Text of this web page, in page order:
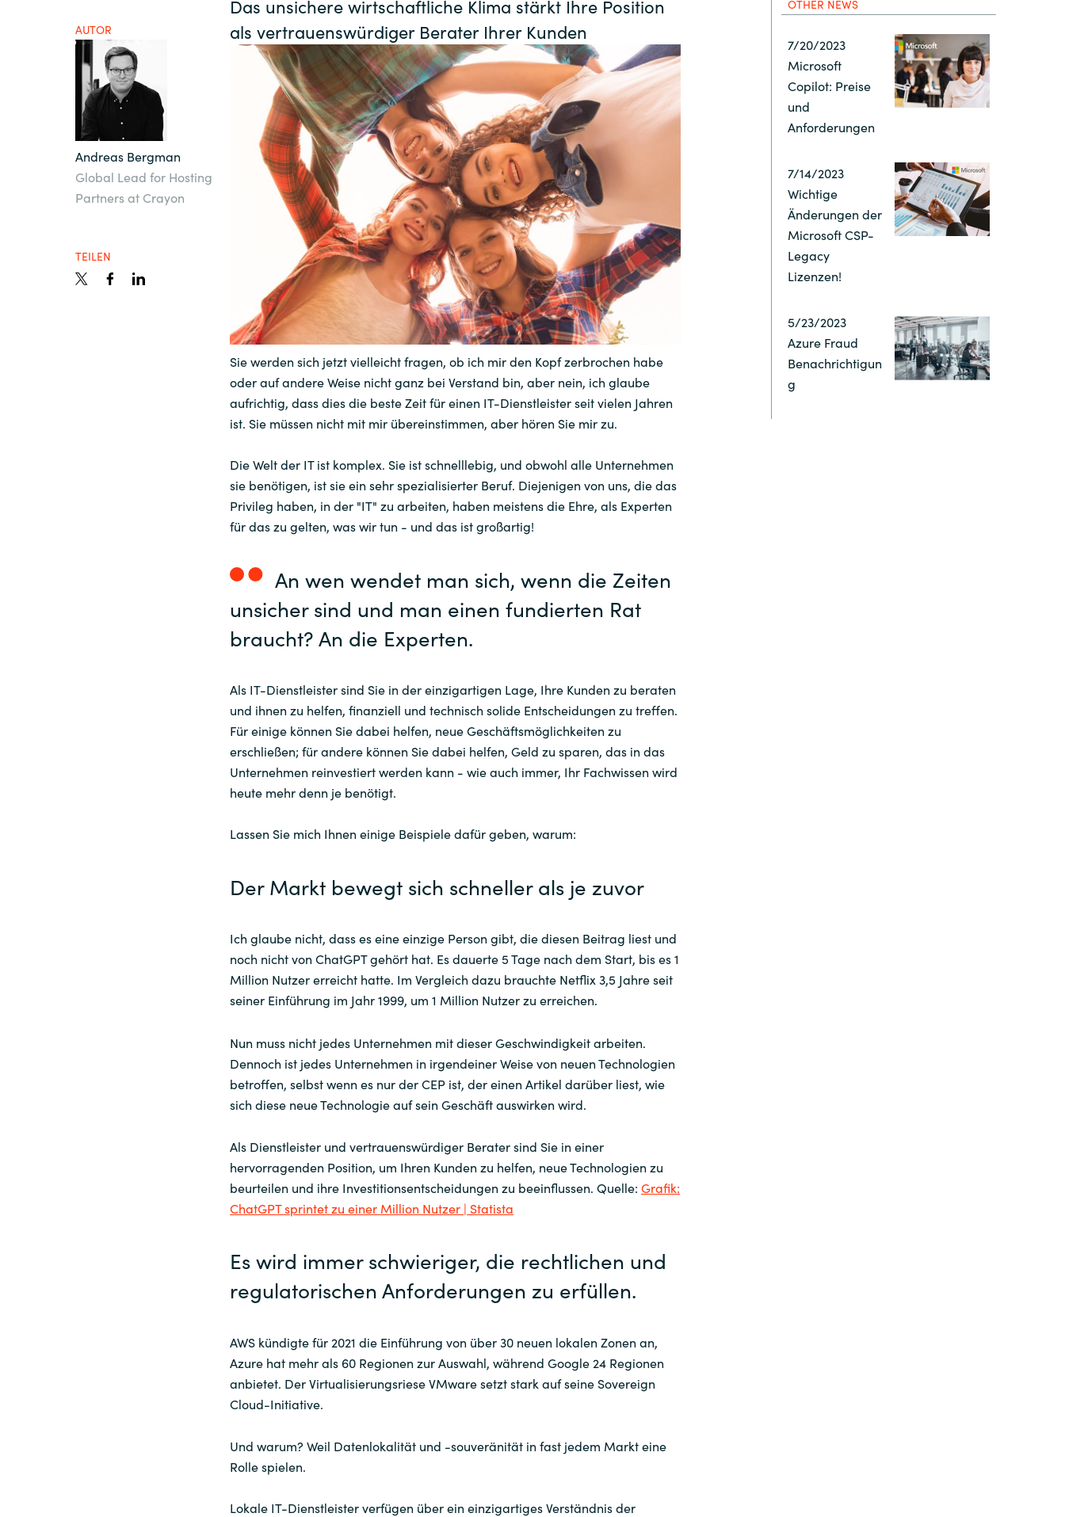
France
Germany
Hungary
India
Indonesia
Kingdom of Saudi Arabia
Kuwait
Lithuania
Malaysia
Netherlands
Norway
Oman
Poland
Portugal
Romania
Slovenia
Singapore
Spain
Sri Lanka
Sweden
Ukraine
United Kingdom
Über uns
Kontakt
Karriere
Channel Partner
Certero
Citrix
Crayon
DataCore
Docusign
Elastic
Google Cloud
IBM
Instana
Jetbrains
Microsoft
Nutanix
Omnissa
Powell Software
Red Hat
ServiceNow
Suse
USU
Veeam
VMware by Broadcom
Workplace from Meta
AUTOR
Andreas Bergman
Global Lead for Hosting
Partners at Crayon
TEILEN
Das unsichere wirtschaftliche Klima stärkt Ihre Position
als vertrauenswürdiger Berater Ihrer Kunden
Sie werden sich jetzt vielleicht fragen, ob ich mir den Kopf zerbrochen habe
oder auf andere Weise nicht ganz bei Verstand bin, aber nein, ich glaube
aufrichtig, dass dies die beste Zeit für einen IT-Dienstleister seit vielen Jahren
ist. Sie müssen nicht mit mir übereinstimmen, aber hören Sie mir zu.
Die Welt der IT ist komplex. Sie ist schnelllebig, und obwohl alle Unternehmen
sie benötigen, ist sie ein sehr spezialisierter Beruf. Diejenigen von uns, die das
Privileg haben, in der "IT" zu arbeiten, haben meistens die Ehre, als Experten
für das zu gelten, was wir tun - und das ist großartig!
An wen wendet man sich, wenn die Zeiten
unsicher sind und man einen fundierten Rat
braucht? An die Experten.
Als IT-Dienstleister sind Sie in der einzigartigen Lage, Ihre Kunden zu beraten
und ihnen zu helfen, finanziell und technisch solide Entscheidungen zu treffen.
Für einige können Sie dabei helfen, neue Geschäftsmöglichkeiten zu
erschließen; für andere können Sie dabei helfen, Geld zu sparen, das in das
Unternehmen reinvestiert werden kann - wie auch immer, Ihr Fachwissen wird
heute mehr denn je benötigt.
Lassen Sie mich Ihnen einige Beispiele dafür geben, warum:
Der Markt bewegt sich schneller als je zuvor
Ich glaube nicht, dass es eine einzige Person gibt, die diesen Beitrag liest und
noch nicht von ChatGPT gehört hat. Es dauerte 5 Tage nach dem Start, bis es 1
Million Nutzer erreicht hatte. Im Vergleich dazu brauchte Netflix 3,5 Jahre seit
seiner Einführung im Jahr 1999, um 1 Million Nutzer zu erreichen.
Nun muss nicht jedes Unternehmen mit dieser Geschwindigkeit arbeiten.
Dennoch ist jedes Unternehmen in irgendeiner Weise von neuen Technologien
betroffen, selbst wenn es nur der CEP ist, der einen Artikel darüber liest, wie
sich diese neue Technologie auf sein Geschäft auswirken wird.
Als Dienstleister und vertrauenswürdiger Berater sind Sie in einer
hervorragenden Position, um Ihren Kunden zu helfen, neue Technologien zu
beurteilen und ihre Investitionsentscheidungen zu beeinflussen. Quelle: Grafik:
ChatGPT sprintet zu einer Million Nutzer | Statista
Es wird immer schwieriger, die rechtlichen und
regulatorischen Anforderungen zu erfüllen.
AWS kündigte für 2021 die Einführung von über 30 neuen lokalen Zonen an,
Azure hat mehr als 60 Regionen zur Auswahl, während Google 24 Regionen
anbietet. Der Virtualisierungsriese VMware setzt stark auf seine Sovereign
Cloud-Initiative.
Und warum? Weil Datenlokalität und -souveränität in fast jedem Markt eine
Rolle spielen.
Lokale IT-Dienstleister verfügen über ein einzigartiges Verständnis der
OTHER NEWS
7/20/2023
Microsoft
Copilot: Preise
und
Anforderungen
7/14/2023
Wichtige
Änderungen der
Microsoft CSP-
Legacy
Lizenzen!
5/23/2023
Azure Fraud
Benachrichtigun
g